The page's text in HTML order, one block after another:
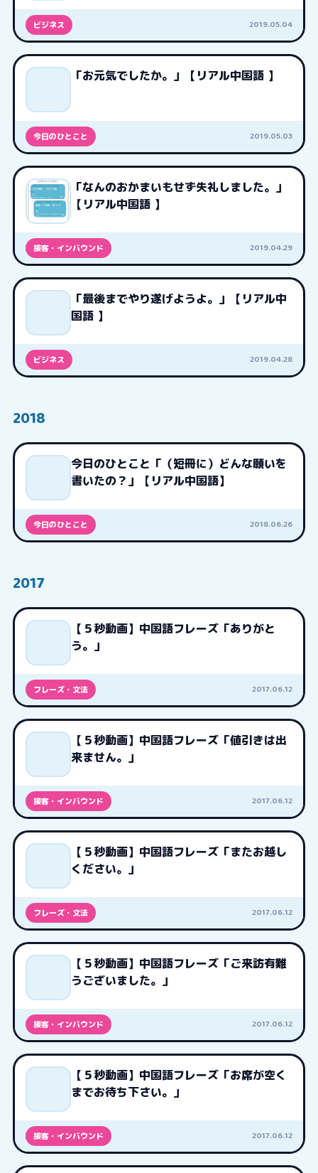
ビジネス 2019.05.04
「お元気でしたか。」【リアル中国語 】
今日のひとこと 2019.05.03
「なんのおかまいもせず失礼しました。」
【リアル中国語 】
接客・インバウンド 2019.04.29
「最後までやり遂げようよ。」【リアル中
国語 】
ビジネス 2019.04.28
2018
今日のひとこと「（短冊に）どんな願いを
書いたの？」【リアル中国語】
今日のひとこと 2018.06.26
2017
【５秒動画】中国語フレーズ「ありがと
う。」
フレーズ・文法 2017.06.12
【５秒動画】中国語フレーズ「値引きは出
来ません。」
接客・インバウンド 2017.06.12
【５秒動画】中国語フレーズ「またお越し
ください。」
フレーズ・文法 2017.06.12
【５秒動画】中国語フレーズ「ご来訪有難
うございました。」
接客・インバウンド 2017.06.12
【５秒動画】中国語フレーズ「お席が空く
までお待ち下さい。」
接客・インバウンド 2017.06.12